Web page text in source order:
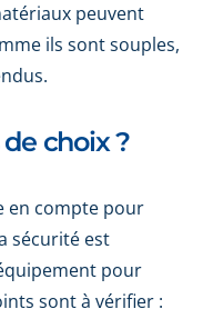
peuvent
ils sont souples,
choix ?
en compte pour
sécurité est
pour
sont à vérifier :